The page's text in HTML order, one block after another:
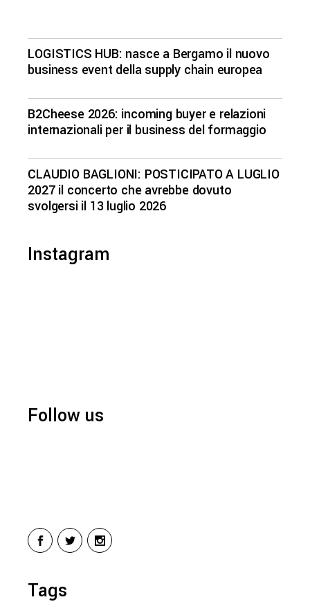
LOGISTICS HUB: nasce a Bergamo il nuovo
business event della supply chain europea
B2Cheese 2026: incoming buyer e relazioni
internazionali per il business del formaggio
CLAUDIO BAGLIONI: POSTICIPATO A LUGLIO
2027 il concerto che avrebbe dovuto
svolgersi il 13 luglio 2026
Instagram
Follow us
Tags